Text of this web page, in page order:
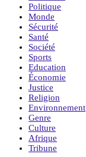
Politique
Monde
Sécurité
Santé
Société
Sports
Education
Économie
Justice
Religion
Environnement
Genre
Culture
Afrique
Tribune